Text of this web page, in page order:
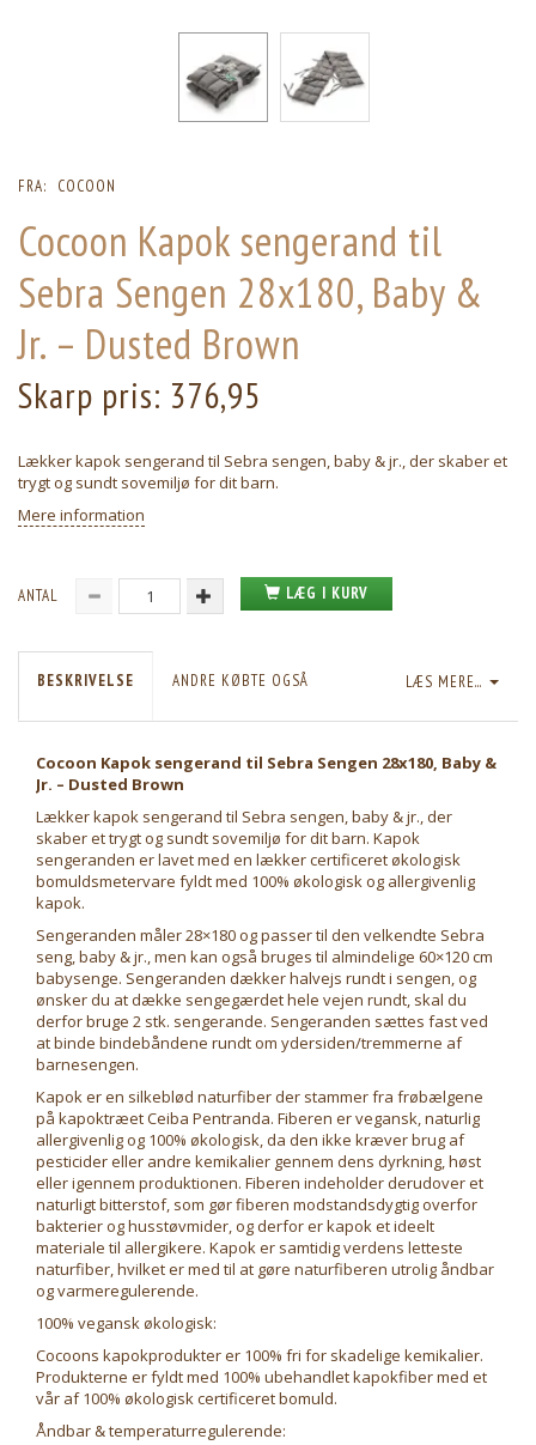
FRA: COCOON
Cocoon Kapok sengerand til
Sebra Sengen 28x180, Baby &
Jr. – Dusted Brown
Skarp pris: 376,95
Lækker kapok sengerand til Sebra sengen, baby & jr., der skaber et
trygt og sundt sovemiljø for dit barn.
Mere information
ANTAL LÆG I KURV
LÆS MERE...
BESKRIVELSE ANDRE KØBTE OGSÅ
Cocoon Kapok sengerand til Sebra Sengen 28x180, Baby &
Jr. – Dusted Brown
Lækker kapok sengerand til Sebra sengen, baby & jr., der
skaber et trygt og sundt sovemiljø for dit barn. Kapok
sengeranden er lavet med en lækker certificeret økologisk
bomuldsmetervare fyldt med 100% økologisk og allergivenlig
kapok.
Sengeranden måler 28×180 og passer til den velkendte Sebra
seng, baby & jr., men kan også bruges til almindelige 60×120 cm
babysenge. Sengeranden dækker halvejs rundt i sengen, og
ønsker du at dække sengegærdet hele vejen rundt, skal du
derfor bruge 2 stk. sengerande. Sengeranden sættes fast ved
at binde bindebåndene rundt om ydersiden/tremmerne af
barnesengen.
Kapok er en silkeblød naturfiber der stammer fra frøbælgene
på kapoktræet Ceiba Pentranda. Fiberen er vegansk, naturlig
allergivenlig og 100% økologisk, da den ikke kræver brug af
pesticider eller andre kemikalier gennem dens dyrkning, høst
eller igennem produktionen. Fiberen indeholder derudover et
naturligt bitterstof, som gør fiberen modstandsdygtig overfor
bakterier og husstøvmider, og derfor er kapok et ideelt
materiale til allergikere. Kapok er samtidig verdens letteste
naturfiber, hvilket er med til at gøre naturfiberen utrolig åndbar
og varmeregulerende.
100% vegansk økologisk:
Cocoons kapokprodukter er 100% fri for skadelige kemikalier.
Produkterne er fyldt med 100% ubehandlet kapokfiber med et
vår af 100% økologisk certificeret bomuld.
Åndbar & temperaturregulerende: